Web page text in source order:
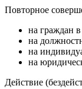
Повторное
на граждан
на
на
на
Действие